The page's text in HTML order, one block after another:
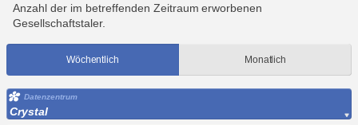
Anzahl der im betreffenden Zeitraum erworbenen
Gesellschaftstaler.
Wöchentlich Monatlich
Datenzentrum
Crystal